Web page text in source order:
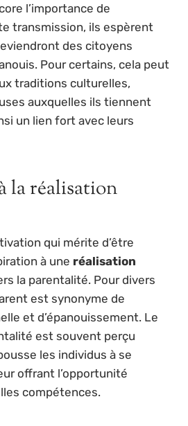
l’importance de
transmission, ils espèrent
des citoyens
Pour certains, cela peut
traditions culturelles,
auxquelles ils tiennent
un lien fort avec leurs
la réalisation
qui mérite d’être
à une réalisation
la parentalité. Pour divers
est synonyme de
et d’épanouissement. Le
est souvent perçu
les individus à se
offrant l’opportunité
compétences.